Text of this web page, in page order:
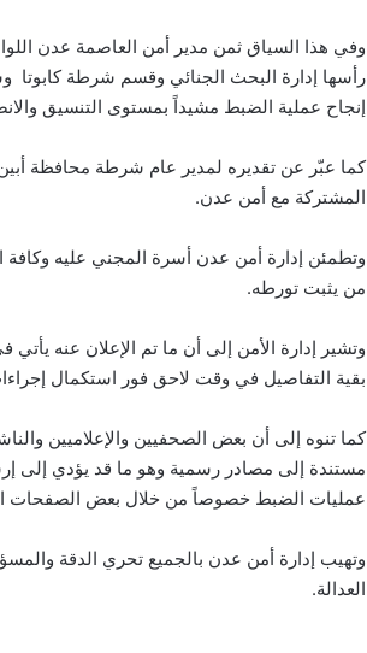
وفي هذا السياق ثمن مدير أمن العاصمة عدن
رأسها إدارة البحث الجنائي وقسم شرطة كابوتا
إنجاح عملية الضبط مشيداً بمستوى التنسيق
كما عبّر عن تقديره لمدير عام شرطة محافظة
المشتركة مع أمن عدن.
وتطمئن إدارة أمن عدن أسرة المجني عليه وكافة
من يثبت تورطه.
وتشير إدارة الأمن إلى أن ما تم الإعلان عنه
بقية التفاصيل في وقت لاحق فور استكمال
كما تنوه إلى أن بعض الصحفيين والإعلاميين
مستندة إلى مصادر رسمية وهو ما قد يؤدي إلى
عمليات الضبط خصوصاً من خلال بعض الصفحات
وتهيب إدارة أمن عدن بالجميع تحري الدقة
العدالة.